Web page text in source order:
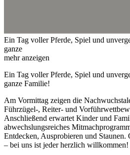
Ein Tag voller Pferde, Spiel und
ganze
mehr anzeigen
Ein Tag voller Pferde, Spiel und
ganze Familie!
Am Vormittag zeigen die
Führzügel-, Reiter- und
Anschließend erwartet Kinder und
abwechslungsreiches
Entdecken, Ausprobieren und
– bei uns ist jeder herzlich willkommen!